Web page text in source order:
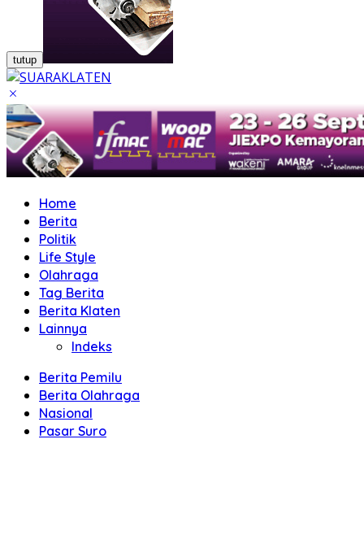
tutup
Home
Berita
Politik
Life Style
Olahraga
Tag Berita
Berita Klaten
Lainnya
Indeks
Berita Pemilu
Berita Olahraga
Nasional
Pasar Suro